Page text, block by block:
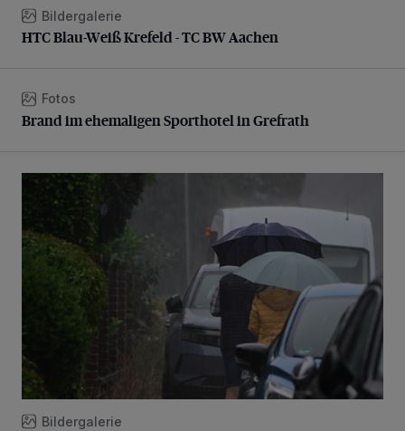
HTC Blau-Weiß Krefeld - TC BW Aachen
Bildergalerie
HTC Blau-Weiß Krefeld - TC BW Aachen
Brand im ehemaligen Sporthotel in Grefrath
Fotos
Brand im ehemaligen Sporthotel in Grefrath
Endlich Regen...
Bildergalerie